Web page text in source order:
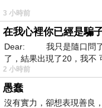
3 小時前
在我心裡你已經是騙
Dear: 我只是隨口問了
了，結果出現了20，我不
2 小時前
愚蠢
沒有實力，卻想表現善良